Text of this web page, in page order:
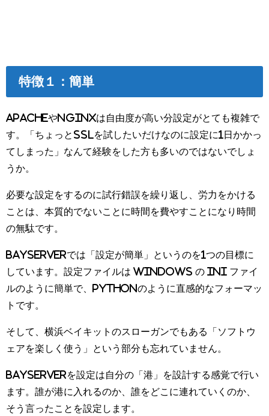
特徴１：簡単
ApacheやNginxは自由度が高い分設定がとても複雑で
す。「ちょっとSSLを試したいだけなのに設定に1日かかっ
てしまった」なんて経験をした方も多いのではないでしょ
うか。
必要な設定をするのに試行錯誤を繰り返し、労力をかける
ことは、本質的でないことに時間を費やすことになり時間
の無駄です。
BayServerでは「設定が簡単」というのを1つの目標に
しています。設定ファイルは Windows の ini ファイ
ルのように簡単で、Pythonのように直感的なフォーマッ
トです。
そして、横浜ベイキットのスローガンでもある「ソフトウ
ェアを楽しく使う」という部分も忘れていません。
BayServerを設定は自分の「港」を設計する感覚で行い
ます。誰が港に入れるのか、誰をどこに連れていくのか、
そう言ったことを設定します。